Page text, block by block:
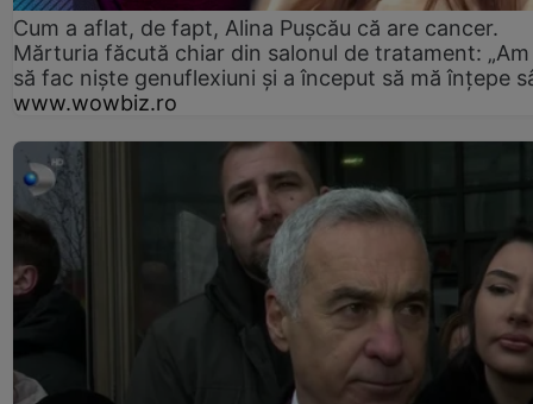
Cum a aflat, de fapt, Alina Pușcău că are cancer.
Mărturia făcută chiar din salonul de tratament:
să fac niște genuflexiuni și a început să mă înțepe
www.wowbiz.ro